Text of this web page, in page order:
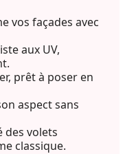
vos façades avec
aux UV,
prêt à poser en
aspect sans
des volets
classique.